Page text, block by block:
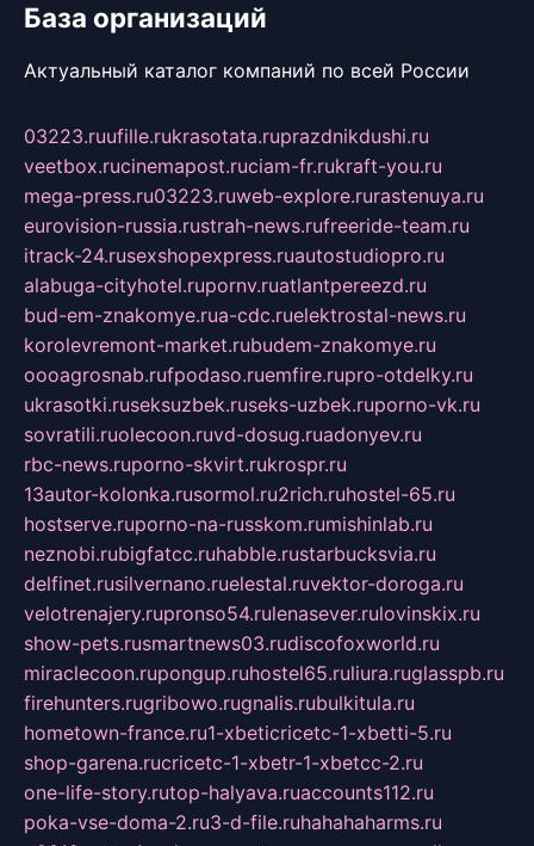
База организаций
Актуальный каталог компаний по всей России
03223.ruufille.rukrasotata.ruprazdnikdushi.ru
veetbox.rucinemapost.ruciam-fr.rukraft-you.ru
mega-press.ru03223.ruweb-explore.rurastenuya.ru
eurovision-russia.rustrah-news.rufreeride-team.ru
itrack-24.rusexshopexpress.ruautostudiopro.ru
alabuga-cityhotel.rupornv.ruatlantpereezd.ru
bud-em-znakomye.rua-cdc.ruelektrostal-news.ru
korolevremont-market.rubudem-znakomye.ru
oooagrosnab.rufpodaso.ruemfire.rupro-otdelky.ru
ukrasotki.ruseksuzbek.ruseks-uzbek.ruporno-vk.ru
sovratili.ruolecoon.ruvd-dosug.ruadonyev.ru
rbc-news.ruporno-skvirt.rukrospr.ru
13autor-kolonka.rusormol.ru2rich.ruhostel-65.ru
hostserve.ruporno-na-russkom.rumishinlab.ru
neznobi.rubigfatcc.ruhabble.rustarbucksvia.ru
delfinet.rusilvernano.ruelestal.ruvektor-doroga.ru
velotrenajery.rupronso54.rulenasever.rulovinskix.ru
show-pets.rusmartnews03.rudiscofoxworld.ru
miraclecoon.rupongup.ruhostel65.ruliura.ruglasspb.ru
firehunters.rugribowo.rugnalis.rubulkitula.ru
hometown-france.ru1-xbeticricetc-1-xbetti-5.ru
shop-garena.rucricetc-1-xbetr-1-xbetcc-2.ru
one-life-story.rutop-halyava.ruaccounts112.ru
poka-vse-doma-2.ru3-d-file.ruhahahaharms.ru